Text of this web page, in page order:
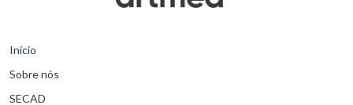
Início
Sobre nós
SECAD